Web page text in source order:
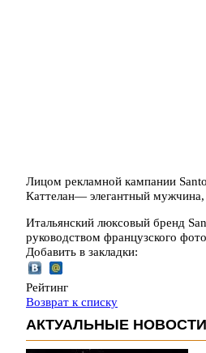
Лицом рекламной кампании
Каттелан— элегантный
Итальянский люксовый бренд
руководством французского
Добавить в закладки:
Рейтинг
Возврат к списку
АКТУАЛЬНЫЕ НОВОСТИ